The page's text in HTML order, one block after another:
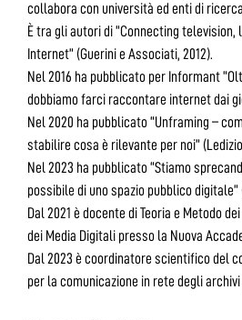
collabora con università ed enti di
È tra gli autori di “Connecting
Internet” (Guerini e Associati, 2012).
Nel 2016 ha pubblicato per Informant
dobbiamo farci raccontare internet dai
Nel 2020 ha pubblicato “Unframing –
stabilire cosa è rilevante per noi”
Nel 2023 ha pubblicato “Stiamo
possibile di uno spazio pubblico digitale”
Dal 2021 è docente di Teoria e Metodo
dei Media Digitali presso la Nuova
Dal 2023 è coordinatore scientifico del
per la comunicazione in rete degli